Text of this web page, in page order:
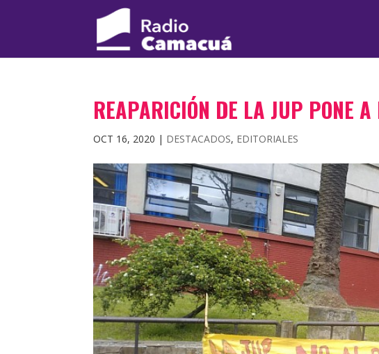
REAPARICIÓN DE LA JUP PONE
OCT 16, 2020 | DESTACADOS, EDITORIALES